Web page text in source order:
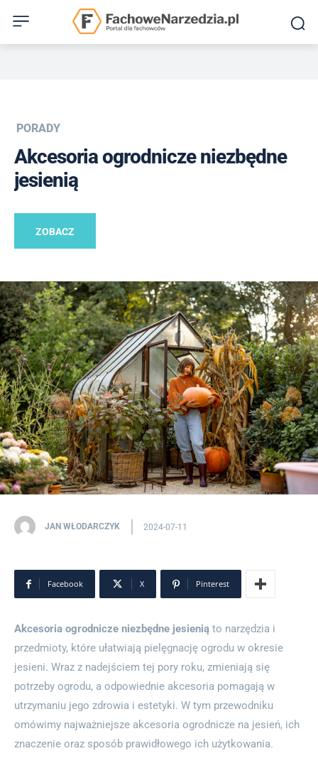
PORADY
Akcesoria ogrodnicze niezbędne
jesienią
ZOBACZ
JAN WŁODARCZYK 2024-07-11
Facebook X Pinterest
Akcesoria ogrodnicze niezbędne jesienią to narzędzia i
przedmioty, które ułatwiają pielęgnację ogrodu w okresie
jesieni. Wraz z nadejściem tej pory roku, zmieniają się
potrzeby ogrodu, a odpowiednie akcesoria pomagają w
utrzymaniu jego zdrowia i estetyki. W tym przewodniku
omówimy najważniejsze akcesoria ogrodnicze na jesień, ich
znaczenie oraz sposób prawidłowego ich użytkowania.